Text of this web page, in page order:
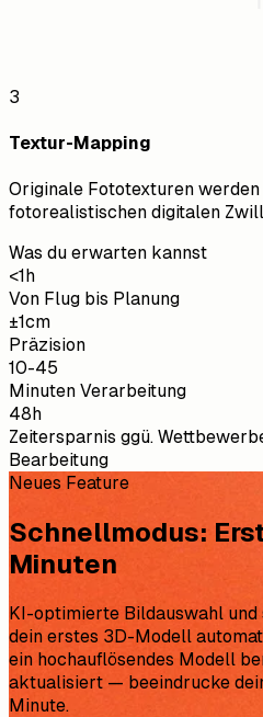
3
Textur-Mapping
Originale Fototexturen werden
fotorealistischen digitalen
Was du erwarten kannst
<1h
Von Flug bis Planung
±1cm
Präzision
10-45
Minuten Verarbeitung
48h
Zeitersparnis ggü.
Bearbeitung
Neues Feature
Schnellmodus:
Minuten
KI-optimierte Bildauswahl
dein erstes 3D-Modell
ein hochauflösendes Modell
aktualisiert — beeindrucke
Minute.